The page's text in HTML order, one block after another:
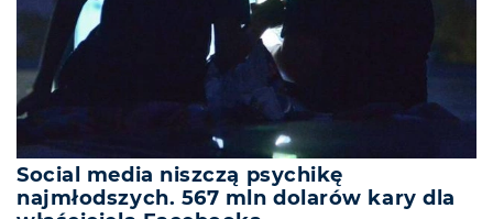
Social media niszczą psychikę
najmłodszych. 567 mln dolarów kary dla